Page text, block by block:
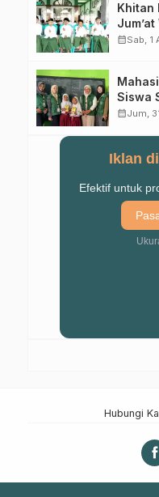
Khitan
calendar_monthSab, 1
Mahasiswa UNU
Siswa
Kuasai
calendar_monthJum,
Iklan
Efektif untuk
Hubungi